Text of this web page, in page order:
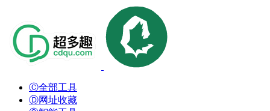
Ⓒ全部工具
Ⓓ网址收藏